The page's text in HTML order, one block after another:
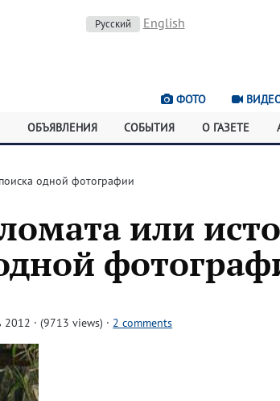
Русский English
ФОТО
ОБЪЯВЛЕНИЯ СОБЫТИЯ О ГАЗЕТЕ
одной фотографии
или
· (9713 views) · 2 comments